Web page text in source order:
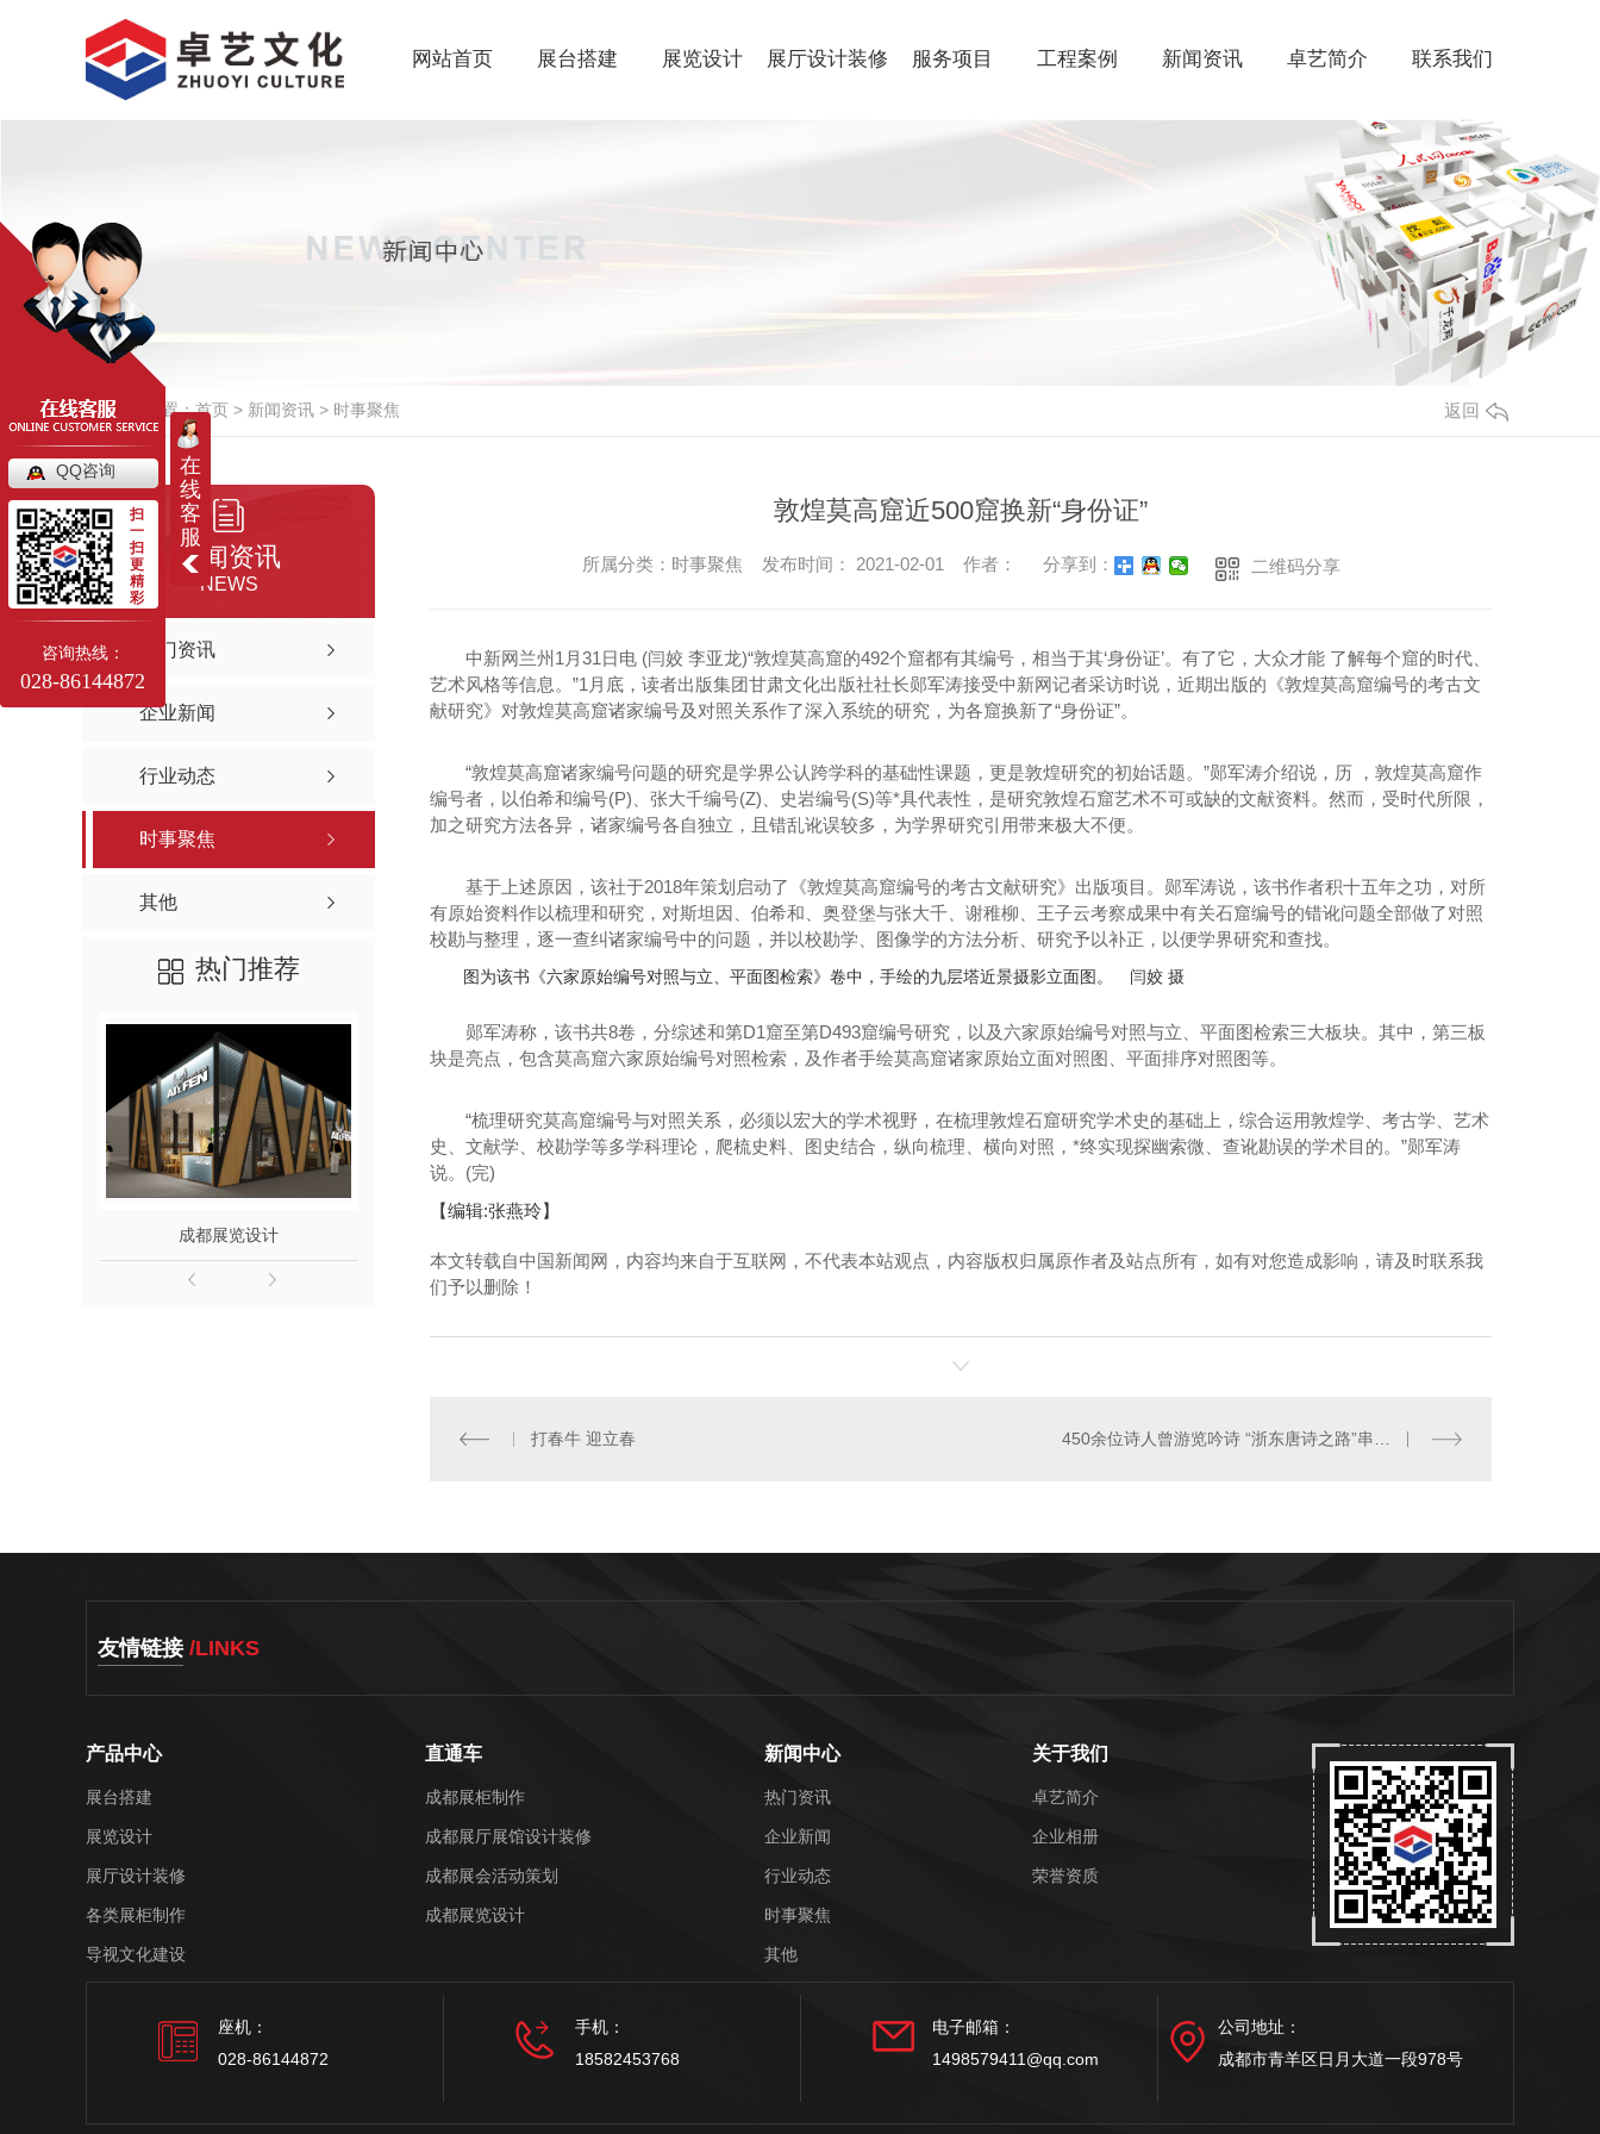
网站首页 展台搭建 展览设计 展厅设计装修 服务项目 工程案例 新闻资讯 卓艺简介 联系我们
当前位置：首页 > 新闻资讯 > 时事聚焦 返回
新闻资讯
NEWS
热门资讯
企业新闻
行业动态
时事聚焦
其他
热门推荐
成都展览设计
敦煌莫高窟近500窟换新“身份证”
所属分类：时事聚焦 发布时间： 2021-02-01 作者： 分享到： 二维码分享
中新网兰州1月31日电 (闫姣 李亚龙)“敦煌莫高窟的492个窟都有其编号，相当于其‘身份证’。有了它，大众才能 了解每个窟的时代、
艺术风格等信息。”1月底，读者出版集团甘肃文化出版社社长郧军涛接受中新网记者采访时说，近期出版的《敦煌莫高窟编号的考古文
献研究》对敦煌莫高窟诸家编号及对照关系作了深入系统的研究，为各窟换新了“身份证”。
“敦煌莫高窟诸家编号问题的研究是学界公认跨学科的基础性课题，更是敦煌研究的初始话题。”郧军涛介绍说，历 ，敦煌莫高窟作
编号者，以伯希和编号(P)、张大千编号(Z)、史岩编号(S)等*具代表性，是研究敦煌石窟艺术不可或缺的文献资料。然而，受时代所限，
加之研究方法各异，诸家编号各自独立，且错乱讹误较多，为学界研究引用带来极大不便。
基于上述原因，该社于2018年策划启动了《敦煌莫高窟编号的考古文献研究》出版项目。郧军涛说，该书作者积十五年之功，对所
有原始资料作以梳理和研究，对斯坦因、伯希和、奥登堡与张大千、谢稚柳、王子云考察成果中有关石窟编号的错讹问题全部做了对照
校勘与整理，逐一查纠诸家编号中的问题，并以校勘学、图像学的方法分析、研究予以补正，以便学界研究和查找。
图为该书《六家原始编号对照与立、平面图检索》卷中，手绘的九层塔近景摄影立面图。 闫姣 摄
郧军涛称，该书共8卷，分综述和第D1窟至第D493窟编号研究，以及六家原始编号对照与立、平面图检索三大板块。其中，第三板
块是亮点，包含莫高窟六家原始编号对照检索，及作者手绘莫高窟诸家原始立面对照图、平面排序对照图等。
“梳理研究莫高窟编号与对照关系，必须以宏大的学术视野，在梳理敦煌石窟研究学术史的基础上，综合运用敦煌学、考古学、艺术
史、文献学、校勘学等多学科理论，爬梳史料、图史结合，纵向梳理、横向对照，*终实现探幽索微、查讹勘误的学术目的。”郧军涛
说。(完)
【编辑:张燕玲】
本文转载自中国新闻网，内容均来自于互联网，不代表本站观点，内容版权归属原作者及站点所有，如有对您造成影响，请及时联系我
们予以删除！
打春牛 迎立春 450余位诗人曾游览吟诗 “浙东唐诗之路”串珠成链冀复兴
友情链接 /LINKS
产品中心
展台搭建
展览设计
展厅设计装修
各类展柜制作
导视文化建设
直通车
成都展柜制作
成都展厅展馆设计装修
成都展会活动策划
成都展览设计
新闻中心
热门资讯
企业新闻
行业动态
时事聚焦
其他
关于我们
卓艺简介
企业相册
荣誉资质
座机：
028-86144872
手机：
18582453768
电子邮箱：
1498579411@qq.com
公司地址：
成都市青羊区日月大道一段978号
在
线
客
服
QQ咨询
扫
一
扫
更
精
彩
咨询热线：
028-86144872